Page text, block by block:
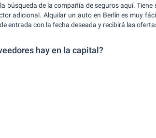
búsqueda de la compañía de seguros aquí.
adicional. Alquilar un auto en Berlín es muy
entrada con la fecha deseada y recibirá las
hay en la capital?